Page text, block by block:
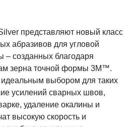
представляют новый класс
абразивов для угловой
созданных благодаря
зерна точной формы 3M™.
выбором для таких
усилений сварных швов,
удаление окалины и
высокую скорость и